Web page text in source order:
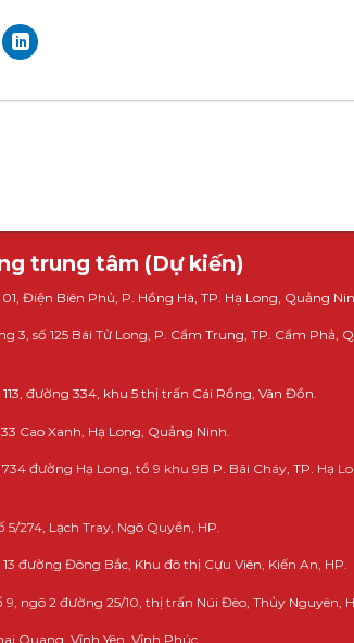
trung tâm (Dự kiến)
01, Điện Biên Phủ, P. Hồng Hà, TP. Hạ Long, Quảng
3, số 125 Bái Tử Long, P. Cẩm Trung, TP. Cẩm Phả,
113, đường 334, khu 5 thị trấn Cái Rồng, Vân Đồn.
33 Cao Xanh, Hạ Long, Quảng Ninh.
734 đường Hạ Long, tổ 9 khu 9B P. Bãi Cháy, TP. Hạ
5/274, Lạch Tray, Ngô Quyền, HP.
13 đường Đông Bắc, Khu đô thị Cựu Viên, Kiến An, HP.
9, ngõ 2 đường 25/10, thị trấn Núi Đèo, Thủy Nguyên,
Quang, Vĩnh Yên, Vĩnh Phúc